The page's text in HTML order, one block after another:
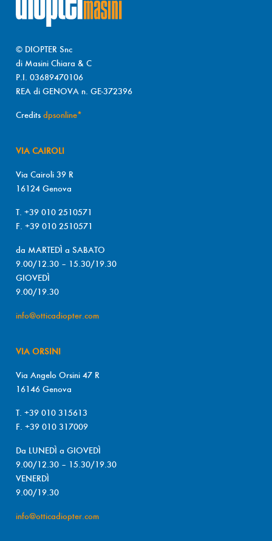
© DIOPTER Snc
di Masini Chiara & C
P.I. 03689470106
REA di GENOVA n. GE-372396
Credits dpsonline*
VIA CAIROLI
Via Cairoli 39 R
16124 Genova
T. +39 010 2510571
F. +39 010 2510571
da MARTEDÌ a SABATO
9.00/12.30 – 15.30/19.30
GIOVEDÌ
9.00/19.30
info@otticadiopter.com
VIA ORSINI
Via Angelo Orsini 47 R
16146 Genova
T. +39 010 315613
F. +39 010 317009
Da LUNEDÌ a GIOVEDÌ
9.00/12.30 – 15.30/19.30
VENERDÌ
9.00/19.30
info@otticadiopter.com